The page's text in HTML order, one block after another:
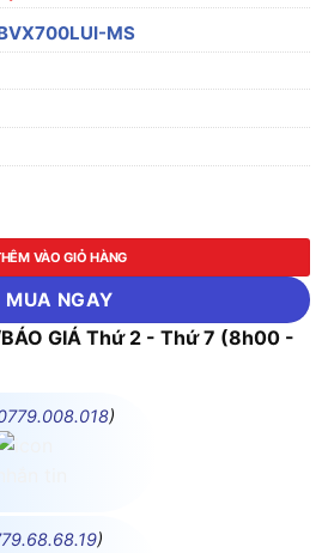
MS
BVX700LUI-MS 700VA/
VÀO GIỎ HÀNG
MUA NGAY
GIÁ Thứ 2 - Thứ 7 (8h00 -
)
)